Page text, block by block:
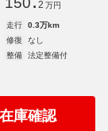
2 万円
走行
0.3万km
修復
なし
整備
法定整備付
庫確認